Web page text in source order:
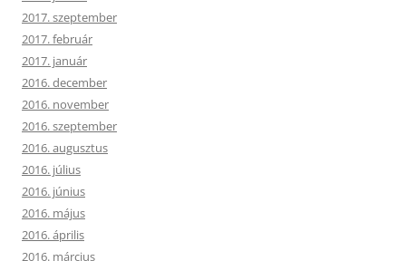
2017. szeptember
2017. február
2017. január
2016. december
2016. november
2016. szeptember
2016. augusztus
2016. július
2016. június
2016. május
2016. április
2016. március